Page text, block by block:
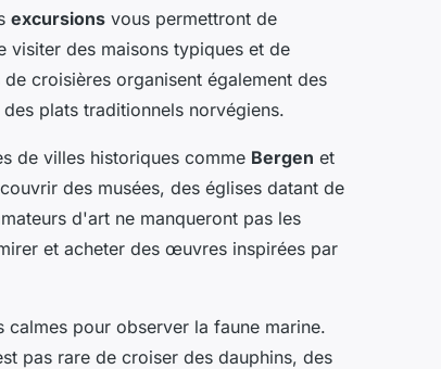
excursions vous permettront de
visiter des maisons typiques et de
croisières organisent également des
plats traditionnels norvégiens.
de villes historiques comme Bergen et
des musées, des églises datant de
d'art ne manqueront pas les
et acheter des œuvres inspirées par
pour observer la faune marine.
pas rare de croiser des dauphins, des